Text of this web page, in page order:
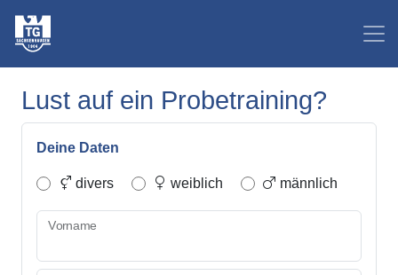
Lust auf ein Probetraining?
Deine Daten
divers weiblich männlich
Vorname